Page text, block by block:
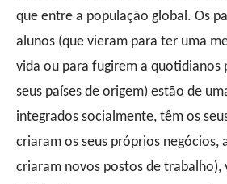
que entre a população global. Os
alunos (que vieram para ter uma
vida ou para fugirem a quotidianos
seus países de origem) estão de
integrados socialmente, têm os
criaram os seus próprios negócios,
criaram novos postos de trabalho),